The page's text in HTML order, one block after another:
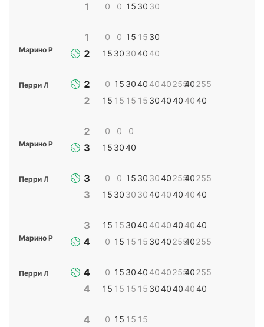
1
0
0 15 30 30
Марино Р
1
2
0
15
0
30
15
30
15
40
30
40
Перри Л
2
2
0
15
15
15
30
15
40
15
40
30
40
40
255
40
40
40
255
40
Марино Р
2
3
0
15
0
30
0
40
Перри Л
3
3
0
15
0
30
15
30
30
30
30
40
40
40
255
40
40
40
255
40
Марино Р
3
4
15
0
15
15
30
15
40
15
40
30
40
40
40
255
40
40
40
255
Перри Л
4
4
0
15
15
15
30
15
40
15
40
30
40
40
255
40
40
40
255
40
4
0 15 15 15